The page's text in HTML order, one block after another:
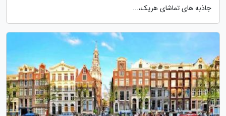
جاذبه های تماشای هریک،...